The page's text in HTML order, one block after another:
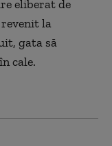
eliberat de
la
gata să
cale.